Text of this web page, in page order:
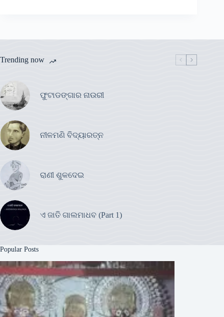
Trending now
ଫୁଟାଡଙ୍ଗାର ନାଉରୀ
ନୀଳମଣି ବିଦ୍ୟାରତ୍ନ
ରାଣୀ ଶୁକଦେଇ
ଏ ଜାତି ଗାଲମାଧବ (Part 1)
Popular Posts